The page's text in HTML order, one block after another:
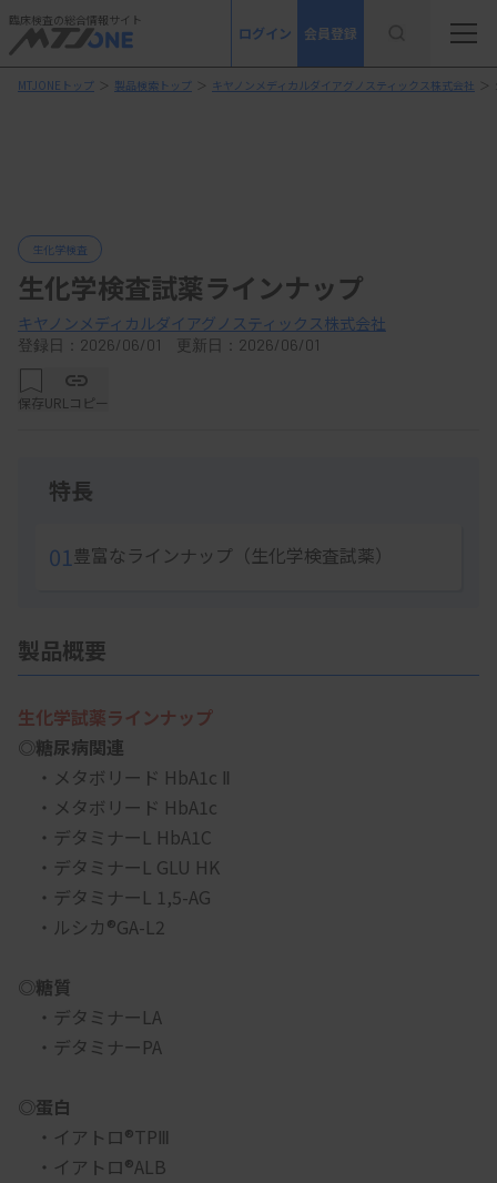
臨床検査の総合情報サイト
ログイン 会員登録
MTJONEトップ ＞ 製品検索トップ ＞ キヤノンメディカルダイアグノスティックス株式会社 ＞
生化学検査
生化学検査試薬ラインナップ
キヤノンメディカルダイアグノスティックス株式会社
登録日：2026/06/01 更新日：2026/06/01
保存URLコピー
特長
01豊富なラインナップ（生化学検査試薬）
製品概要
生化学試薬ラインナップ
◎糖尿病関連
・メタボリード HbA1c Ⅱ
・メタボリード HbA1c
・デタミナーL HbA1C
・デタミナーL GLU HK
・デタミナーL 1,5-AG
・ルシカ®GA-L2
◎糖質
・デタミナーLA
・デタミナーPA
◎蛋白
・イアトロ®TPⅢ
・イアトロ®ALB